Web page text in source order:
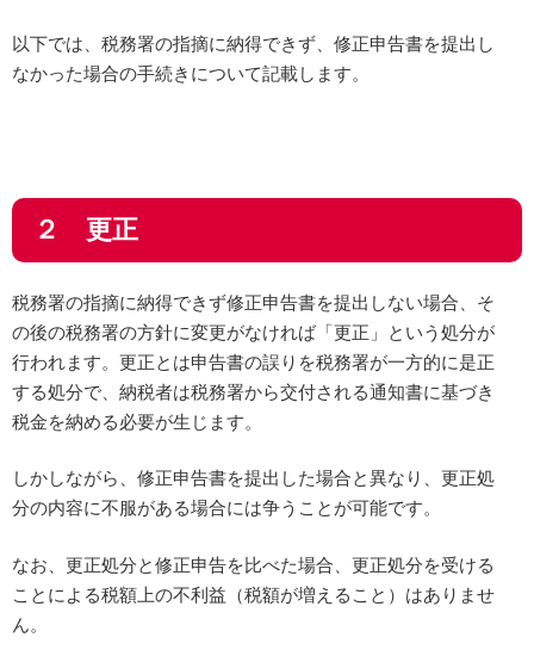
以下では、税務署の指摘に納得できず、修正申告書を提出し
なかった場合の手続きについて記載します。
２ 更正
税務署の指摘に納得できず修正申告書を提出しない場合、そ
の後の税務署の方針に変更がなければ「更正」という処分が
行われます。更正とは申告書の誤りを税務署が一方的に是正
する処分で、納税者は税務署から交付される通知書に基づき
税金を納める必要が生じます。
しかしながら、修正申告書を提出した場合と異なり、更正処
分の内容に不服がある場合には争うことが可能です。
なお、更正処分と修正申告を比べた場合、更正処分を受ける
ことによる税額上の不利益（税額が増えること）はありませ
ん。